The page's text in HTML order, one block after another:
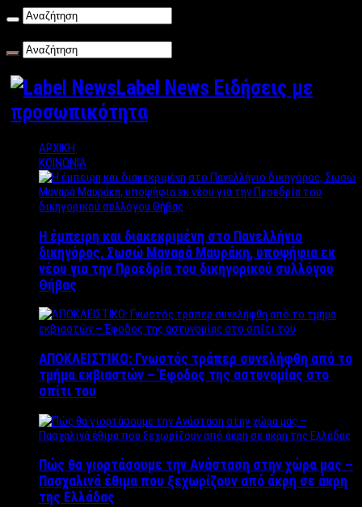
Label News Ειδήσεις με
προσωπικότητα
ΑΡΧΙΚΗ
ΚΟΙΝΩΝΙΑ
Η έμπειρη και διακεκριμένη στο Πανελλήνιο
δικηγόρος, Σωσώ Μαναρά Μαυράκη, υποψήφια εκ
νέου για την Προεδρία του δικηγορικού συλλόγου
Θήβας
ΑΠΟΚΛΕΙΣΤΙΚΟ: Γνωστός τράπερ συνελήφθη από το
τμήμα εκβιαστών – Έφοδος της αστυνομίας στο
σπίτι του
Πώς θα γιορτάσουμε την Ανάσταση στην χώρα μας –
Πασχαλινά έθιμα που ξεχωρίζουν από άκρη σε άκρη
της Ελλάδας